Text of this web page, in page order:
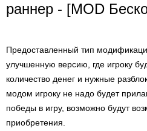
раннер - [MOD
Предоставленный тип
улучшенную версию, где игроку
количество денег и нужные
модом игроку не надо будет
победы в игру, возможно будут
приобретения.